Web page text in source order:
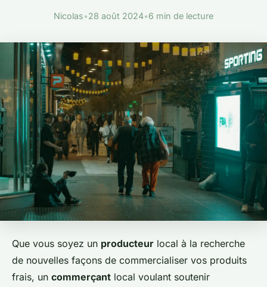
Nicolas•28 août 2024•6 min de lecture
Que vous soyez un producteur local à la recherche
de nouvelles façons de commercialiser vos produits
frais, un commerçant local voulant soutenir